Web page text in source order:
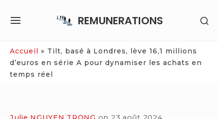
REMUNERATIONS
SITE
Accueil » Tilt, basé à Londres, lève 16,1 millions
d’euros en série A pour dynamiser les achats en
temps réel